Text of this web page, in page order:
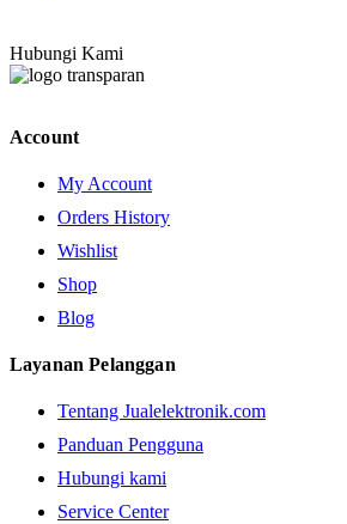
Hubungi Kami
Account
My Account
Orders History
Wishlist
Shop
Blog
Layanan Pelanggan
Tentang Jualelektronik.com
Panduan Pengguna
Hubungi kami
Service Center